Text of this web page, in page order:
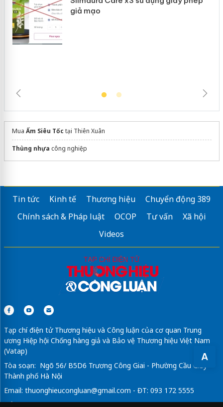
A
Mua Ấm Siêu Tốc tại Thiên Xuân
Thùng nhựa công nghiệp
Tin tức Kinh tế Thương hiệu
Chuyển động 389
Chính sách & Pháp luật
OCOP Tư vấn
Xã hội
Videos
Tạp chí điện tử Thương hiệu và Công luận của cơ quan Trung
ương Hiệp hội Chống hàng giả và Bảo vệ Thương hiệu Việt Nam
(Vatap)
Tòa soạn: Ngõ 56/ B5D6 Trương Công Giai - Phường Cầu Giấy -
Thành phố Hà Nội
Email: thuonghieucongluan@gmail.com - ĐT: 093 172 5555
Tổng Biên Tập: Vũ Đức Thuận